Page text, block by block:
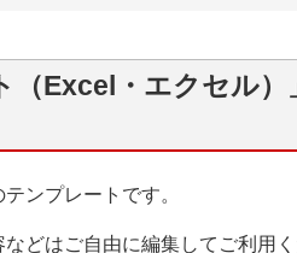
（Excel・エクセル
ンプレートです。
どはご自由に編集してご利用く